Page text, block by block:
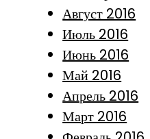
Август 2016
Июль 2016
Июнь 2016
Май 2016
Апрель 2016
Март 2016